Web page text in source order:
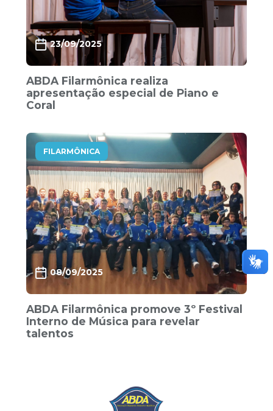
23/09/2025
ABDA Filarmônica realiza
apresentação especial de Piano e
Coral
FILARMÔNICA
08/09/2025
ABDA Filarmônica promove 3º Festival
Interno de Música para revelar
talentos